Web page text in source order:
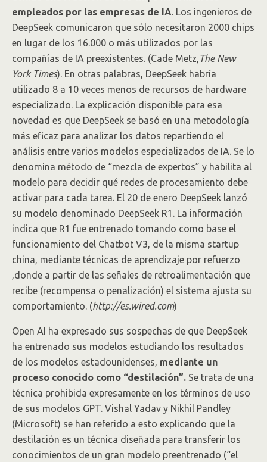
empleados por las empresas de IA. Los ingenieros de
DeepSeek comunicaron que sólo necesitaron 2000 chips
en lugar de los 16.000 o más utilizados por las
compañías de IA preexistentes. (Cade Metz,The New
York Times). En otras palabras, DeepSeek habría
utilizado 8 a 10 veces menos de recursos de hardware
especializado. La explicación disponible para esa
novedad es que DeepSeek se basó en una metodología
más eficaz para analizar los datos repartiendo el
análisis entre varios modelos especializados de IA. Se lo
denomina método de “mezcla de expertos” y habilita al
modelo para decidir qué redes de procesamiento debe
activar para cada tarea. El 20 de enero DeepSeek lanzó
su modelo denominado DeepSeek R1. La información
indica que R1 fue entrenado tomando como base el
funcionamiento del Chatbot V3, de la misma startup
china, mediante técnicas de aprendizaje por refuerzo
,donde a partir de las señales de retroalimentación que
recibe (recompensa o penalización) el sistema ajusta su
comportamiento. (http://es.wired.com)
Open AI ha expresado sus sospechas de que DeepSeek
ha entrenado sus modelos estudiando los resultados
de los modelos estadounidenses, mediante un
proceso conocido como “destilación”. Se trata de una
técnica prohibida expresamente en los términos de uso
de sus modelos GPT. Vishal Yadav y Nikhil Pandley
(Microsoft) se han referido a esto explicando que la
destilación es un técnica diseñada para transferir los
conocimientos de un gran modelo preentrenado (“el